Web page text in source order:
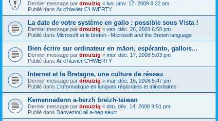
Dernier message par drouizig « lun. janv. 12, 2009 8:22 pm
Publié dans Ar c'hlavier C'HWERTY
La date de votre système en gallo : possible sous Vista !
Dernier message par drouizig « ven. déc. 26, 2008 6:58 pm
Publié dans Microsoft et le breton - Microsoft and the Breton language
Bien écrire sur ordinateur en māori, espéranto, gallois...
Dernier message par drouizig « mer. déc. 17, 2008 5:03 pm
Publié dans Ar c'hlavier C'HWERTY
Internet et la Bretagne, une culture de réseau
Dernier message par drouizig « mar. déc. 16, 2008 5:47 pm
Publié dans L'informatique en langues régionales et minoritaires
Kemennadenn a-berzh breizh-taiwan
Dernier message par drouizig « dim. déc. 14, 2008 9:51 pm
Publié dans Danvezioù all a-bep seurt